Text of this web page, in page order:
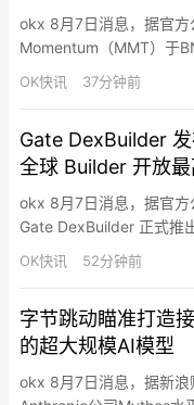
okx 8月7日消息，据官方
Momentum（MMT）于
成，并开放充值、提现业
OK快讯 37分钟前
Gate DexBuilder
全球 Builder 开放
okx 8月7日消息，据官方
Gate DexBuilder 正式推
美元资助计划，面向全
合作，推动事件合约市
支持、结算…
OK快讯 52分钟前
字节跳动瞄准打造
的超大规模AI模型
okx 8月7日消息，据新